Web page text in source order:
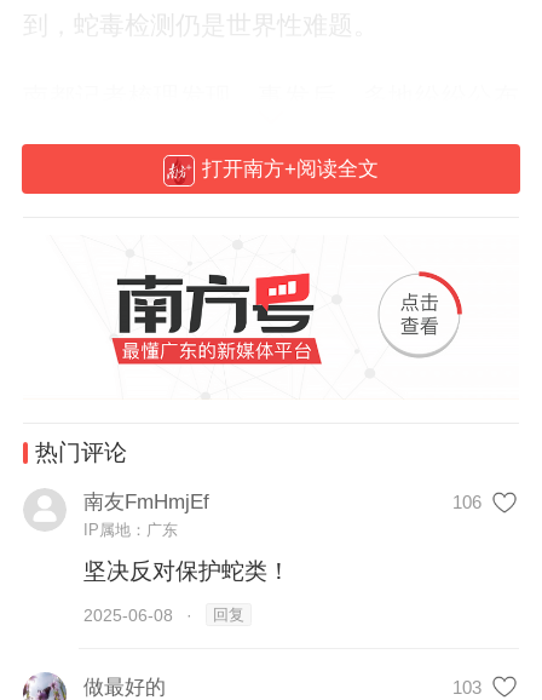
到，蛇毒检测仍是世界性难题。
时”压力下，部分城市持续探索提升“蛇咬伤
案，可紧急联系储备抗蛇毒血清的医院，并
通知交警疏导救护车途经路线，为患者开
打开南方+阅读全文
热门评论
南友FmHmjEf 106
IP属地：广东
坚决反对保护蛇类！
2025-06-08 · 回复
做最好的 103